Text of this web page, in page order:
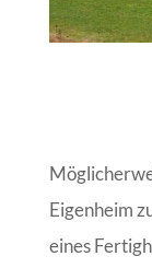
Eigenheim
eines